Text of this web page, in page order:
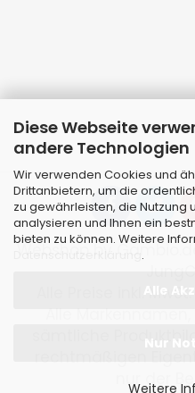
Diese Webseite
andere Technologien
Wir verwenden Cookies und
Drittanbietern, um die
zu gewährleisten, die Nutzung
analysieren und Ihnen ein
bieten zu können. Weitere
.
Alle
Nur
Weitere
Webshopby
Alle Preise inkl.
sämtliche
nur der